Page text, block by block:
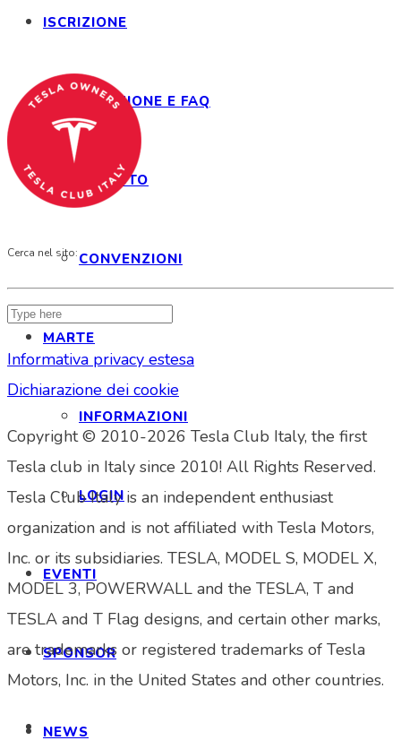
ISCRIZIONE
ISCRIZIONE E FAQ
STATUTO
CONVENZIONI
MARTE
INFORMAZIONI
LOGIN
EVENTI
SPONSOR
NEWS
CLUB PROGRAM.
Cerca nel sito:
Informativa privacy estesa
Dichiarazione dei cookie
Copyright © 2010-2026 Tesla Club Italy, the first
Tesla club in Italy since 2010! All Rights Reserved.
Tesla Club Italy is an independent enthusiast
organization and is not affiliated with Tesla Motors,
Inc. or its subsidiaries. TESLA, MODEL S, MODEL X,
MODEL 3, POWERWALL and the TESLA, T and
TESLA and T Flag designs, and certain other marks,
are trademarks or registered trademarks of Tesla
Motors, Inc. in the United States and other countries.